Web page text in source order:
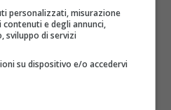
personalizzati, misurazione
e degli annunci,
sviluppo di servizi
su dispositivo e/o accedervi